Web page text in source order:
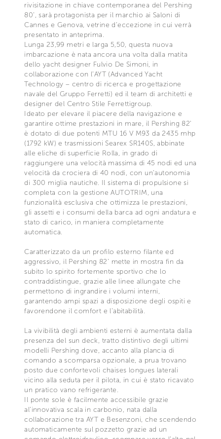
rivisitazione in chiave contemporanea del Pershing
80’, sarà protagonista per il marchio ai Saloni di
Cannes e Genova, vetrine d’eccezione in cui verrà
presentato in anteprima.
Lunga 23,99 metri e larga 5,50, questa nuova
imbarcazione è nata ancora una volta dalla matita
dello yacht designer Fulvio De Simoni, in
collaborazione con l’AYT (Advanced Yacht
Technology – centro di ricerca e progettazione
navale del Gruppo Ferretti) ed il team di architetti e
designer del Centro Stile Ferrettigroup.
Ideato per elevare il piacere della navigazione e
garantire ottime prestazioni in mare, il Pershing 82’
è dotato di due potenti MTU 16 V M93 da 2435 mhp
(1792 kW) e trasmissioni Searex SR140S, abbinate
alle eliche di superficie Rolla, in grado di
raggiungere una velocità massima di 45 nodi ed una
velocità da crociera di 40 nodi, con un’autonomia
di 300 miglia nautiche. Il sistema di propulsione si
completa con la gestione AUTOTRIM, una
funzionalità esclusiva che ottimizza le prestazioni,
gli assetti e i consumi della barca ad ogni andatura e
stato di carico, in maniera completamente
automatica.
Caratterizzato da un profilo esterno filante ed
aggressivo, il Pershing 82’ mette in mostra fin da
subito lo spirito fortemente sportivo che lo
contraddistingue, grazie alle linee allungate che
permettono di ingrandire i volumi interni,
garantendo ampi spazi a disposizione degli ospiti e
favorendone il comfort e l’abitabilità.
La vivibilità degli ambienti esterni è aumentata dalla
presenza del sun deck, tratto distintivo degli ultimi
modelli Pershing dove, accanto alla plancia di
comando a scomparsa opzionale, a prua trovano
posto due confortevoli chaises longues laterali
vicino alla seduta per il pilota, in cui è stato ricavato
un pratico vano refrigerante.
Il ponte sole è facilmente accessibile grazie
al’innovativa scala in carbonio, nata dalla
collaborazione tra AYT e Besenzoni, che scendendo
automaticamente sul pozzetto grazie ad un